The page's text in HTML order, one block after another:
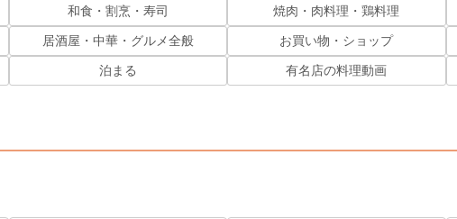
和食・割烹・寿司 焼肉・肉料理・鶏料理
居酒屋・中華・グルメ全般 お買い物・ショップ
泊まる 有名店の料理動画